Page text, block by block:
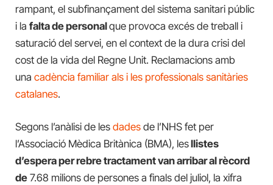
rampant, el subfinançament del sistema sanitari públic
i la falta de personalque provoca excés de treball i
saturació del servei, en el context de la dura crisi del
cost de la vida del Regne Unit. Reclamacions amb
una cadència familiar als i les professionals sanitàries
catalanes.
Segons l’anàlisi de les dades de l’NHS fet per
l’Associació Mèdica Britànica (BMA), lesllistes
d’espera per rebre tractament van arribar al rècord
de 7.68 milions de persones a finals del juliol, la xifra